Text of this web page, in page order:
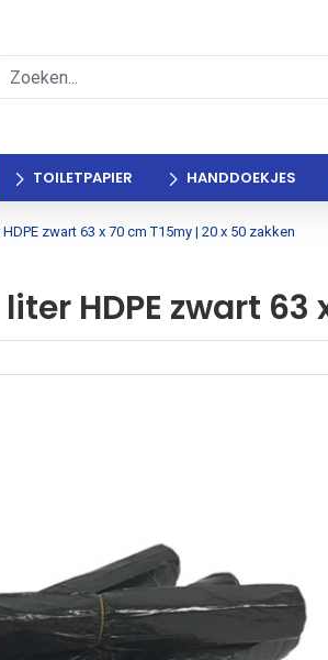
TOILETPAPIER HANDDOEKJES
zwart 63 x 70 cm T15my | 20 x 50 zakken
HDPE zwart 63